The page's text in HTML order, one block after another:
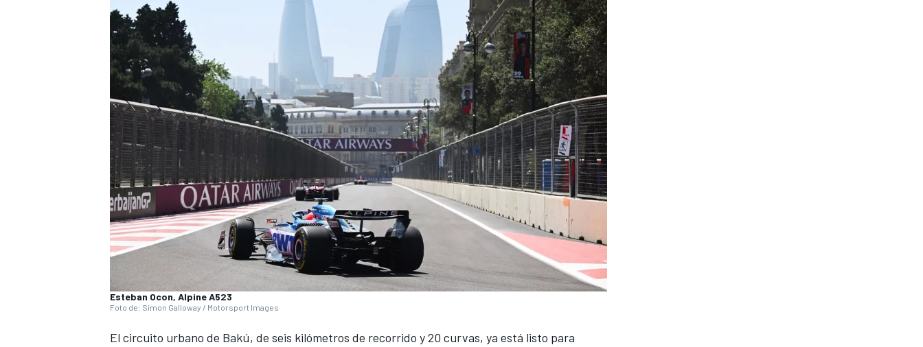
MOTOGP
NASCAR CUP
Esteban Ocon, Alpine A523
Foto de: Simon Galloway / Motorsport Images
El circuito urbano de Bakú, de seis kilómetros de recorrido y 20 curvas, ya está listo para